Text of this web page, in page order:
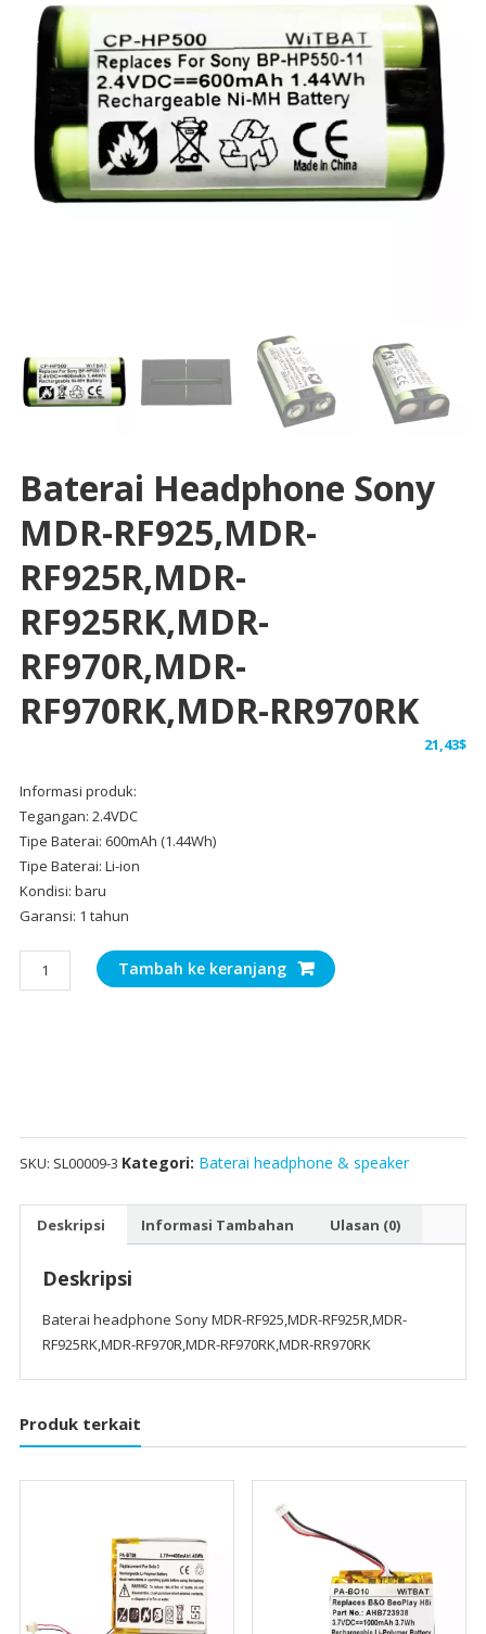
Baterai Headphone Sony
MDR-RF925,MDR-
RF925R,MDR-
RF925RK,MDR-
RF970R,MDR-
RF970RK,MDR-RR970RK
21,43$
Informasi produk:
Tegangan: 2.4VDC
Tipe Baterai: 600mAh (1.44Wh)
Tipe Baterai: Li-ion
Kondisi: baru
Garansi: 1 tahun
Kuantitas
Baterai
RF925RK,MDR-
RF970R,MDR-
RR970RK
Tambah ke keranjang
SKU: SL00009-3 Kategori: Baterai headphone & speaker
Deskripsi Informasi Tambahan Ulasan (0)
Deskripsi
Baterai headphone Sony MDR-RF925,MDR-RF925R,MDR-
RF925RK,MDR-RF970R,MDR-RF970RK,MDR-RR970RK
Produk terkait